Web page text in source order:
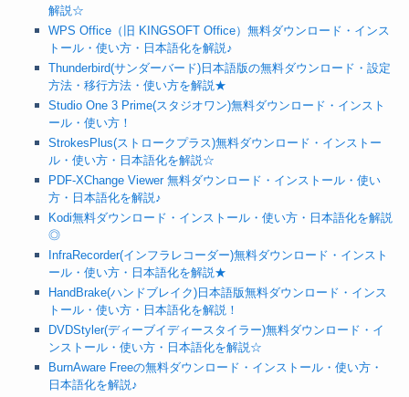
解説☆
WPS Office（旧 KINGSOFT Office）無料ダウンロード・インス
トール・使い方・日本語化を解説♪
Thunderbird(サンダーバード)日本語版の無料ダウンロード・設定
方法・移行方法・使い方を解説★
Studio One 3 Prime(スタジオワン)無料ダウンロード・インスト
ール・使い方！
StrokesPlus(ストロークプラス)無料ダウンロード・インストー
ル・使い方・日本語化を解説☆
PDF-XChange Viewer 無料ダウンロード・インストール・使い
方・日本語化を解説♪
Kodi無料ダウンロード・インストール・使い方・日本語化を解説
◎
InfraRecorder(インフラレコーダー)無料ダウンロード・インスト
ール・使い方・日本語化を解説★
HandBrake(ハンドブレイク)日本語版無料ダウンロード・インス
トール・使い方・日本語化を解説！
DVDStyler(ディーブイディースタイラー)無料ダウンロード・イ
ンストール・使い方・日本語化を解説☆
BurnAware Freeの無料ダウンロード・インストール・使い方・
日本語化を解説♪